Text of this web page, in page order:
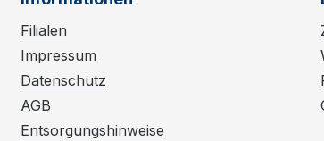
Filialen
Impressum
Datenschutz
AGB
Entsorgungshinweise